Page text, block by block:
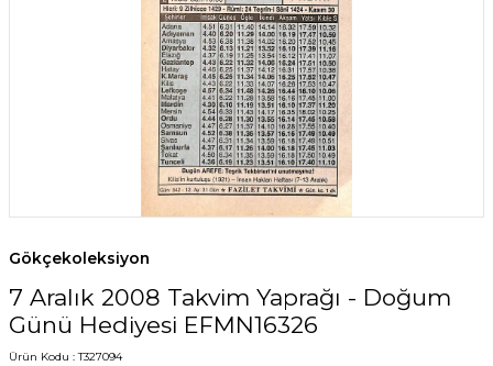
Gökçekoleksiyon
7 Aralık 2008 Takvim Yaprağı - Doğum
Günü Hediyesi EFMN16326
Ürün Kodu :T327094